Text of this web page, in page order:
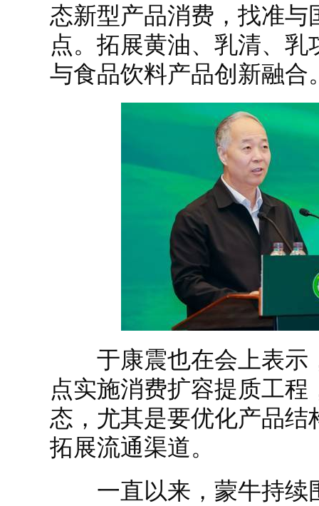
态新型产品消费，找准与
点。拓展黄油、乳清、
与食品饮料产品创新融合
于康震也在会上表示
点实施消费扩容提质工程
态，尤其是要优化产品结
拓展流通渠道。
一直以来，蒙牛持续